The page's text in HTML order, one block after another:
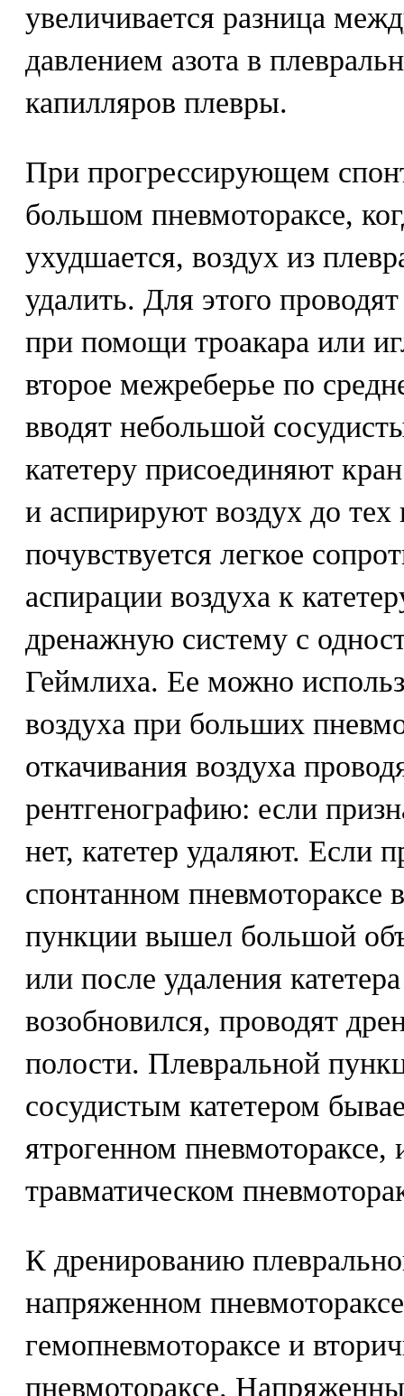
увеличивается разница
давлением азота в
капилляров плевры.
При прогрессирующем
большом пневмотораксе,
ухудшается, воздух из
удалить. Для этого
при помощи троакара или
второе межреберье по
вводят небольшой
катетеру присоединяют
и аспирируют воздух до тех
почувствуется легкое
аспирации воздуха к
дренажную систему с
Геймлиха. Ее можно
воздуха при больших
откачивания воздуха
рентгенографию: если
нет, катетер удаляют. Если
спонтанном пневмотораксе
пункции вышел большой
или после удаления
возобновился, проводят
полости. Плевральной
сосудистым катетером
ятрогенном
травматическом
К дренированию
напряженном
гемопневмотораксе и
пневмотораксе.